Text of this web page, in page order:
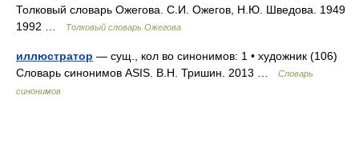
Толковый словарь Ожегова. С.И. Ожегов, Н.Ю. Шведова. 1949
1992 …
Толковый словарь Ожегова
иллюстратор — сущ., кол во синонимов: 1 • художник (106)
Словарь синонимов ASIS. В.Н. Тришин. 2013 …
Словарь
синонимов